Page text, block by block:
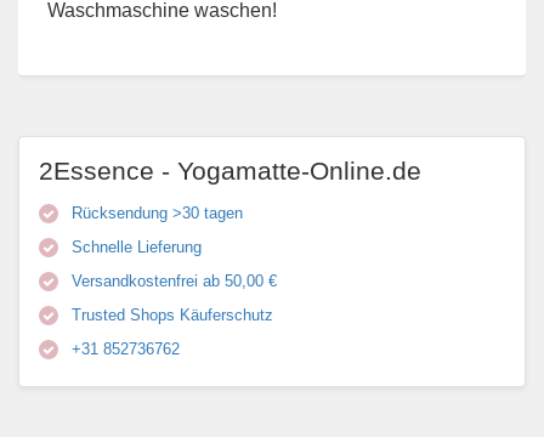
Waschmaschine waschen!
2Essence - Yogamatte-Online.de
Rücksendung >30 tagen
Schnelle Lieferung
Versandkostenfrei ab 50,00 €
Trusted Shops Käuferschutz
+31 852736762